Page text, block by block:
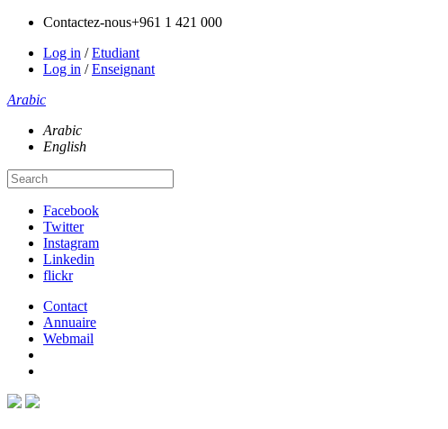
Contactez-nous+961 1 421 000
Log in /Etudiant
Log in /Enseignant
Arabic
Arabic
English
Facebook
Twitter
Instagram
Linkedin
flickr
Contact
Annuaire
Webmail